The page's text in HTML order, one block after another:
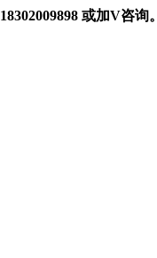
18302009898 或加V咨询。